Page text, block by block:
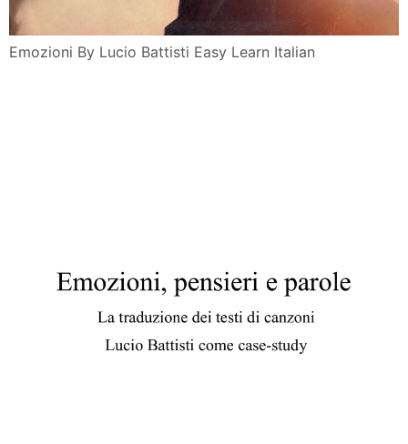
Emozioni By Lucio Battisti Easy Learn Italian